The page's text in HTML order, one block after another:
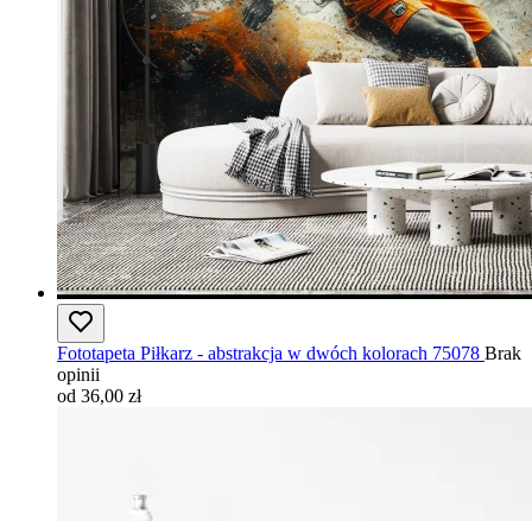
Fototapeta Piłkarz - abstrakcja w dwóch kolorach 75078 Brak
opinii
od 36,00 zł